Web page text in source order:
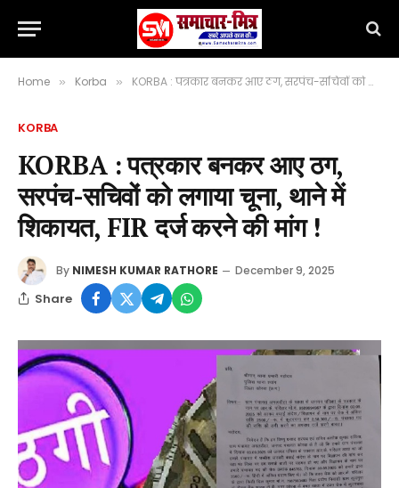
Home » Korba » KORBA : पत्रकार बनकर आए ठग, सरपंच-सचिवों को लगाया चूना, थाने में शिकायत, FIR दर्ज करने की मांग !
KORBA
KORBA : पत्रकार बनकर आए ठग,
सरपंच-सचिवों को लगाया चूना, थाने में
शिकायत, FIR दर्ज करने की मांग !
By NIMESH KUMAR RATHORE December 9, 2025
Share